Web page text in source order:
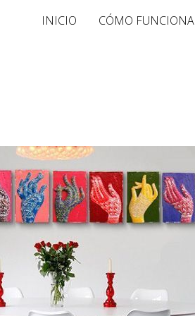
INICIO CÓMO FUNCIONA